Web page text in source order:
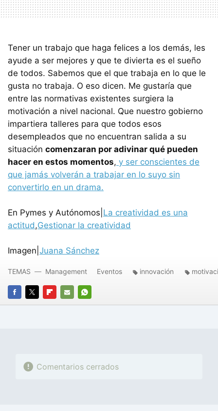
Tener un trabajo que haga felices a los demás, les
ayude a ser mejores y que te divierta es el sueño
de todos. Sabemos que el que trabaja en lo que le
gusta no trabaja. O eso dicen. Me gustaría que
entre las normativas existentes surgiera la
motivación a nivel nacional. Que nuestro gobierno
impartiera talleres para que todos esos
desempleados que no encuentran salida a su
situación comenzaran por adivinar qué pueden
hacer en estos momentos, y ser conscientes de
que jamás volverán a trabajar en lo suyo sin
convertirlo en un drama.
En Pymes y Autónomos| La creatividad es una
actitud,Gestionar la creatividad
Imagen| Juana Sánchez
FACEBOOK
TWITTERFLIPBOARD
E-
WHATSAPP
TEMAS Management Eventos innovación
Comentarios cerrados